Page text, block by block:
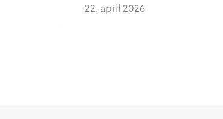
22. april 2026